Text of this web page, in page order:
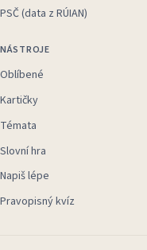
PSČ (data z RÚIAN)
NÁSTROJE
Oblíbené
Kartičky
Témata
Slovní hra
Napiš lépe
Pravopisný kvíz